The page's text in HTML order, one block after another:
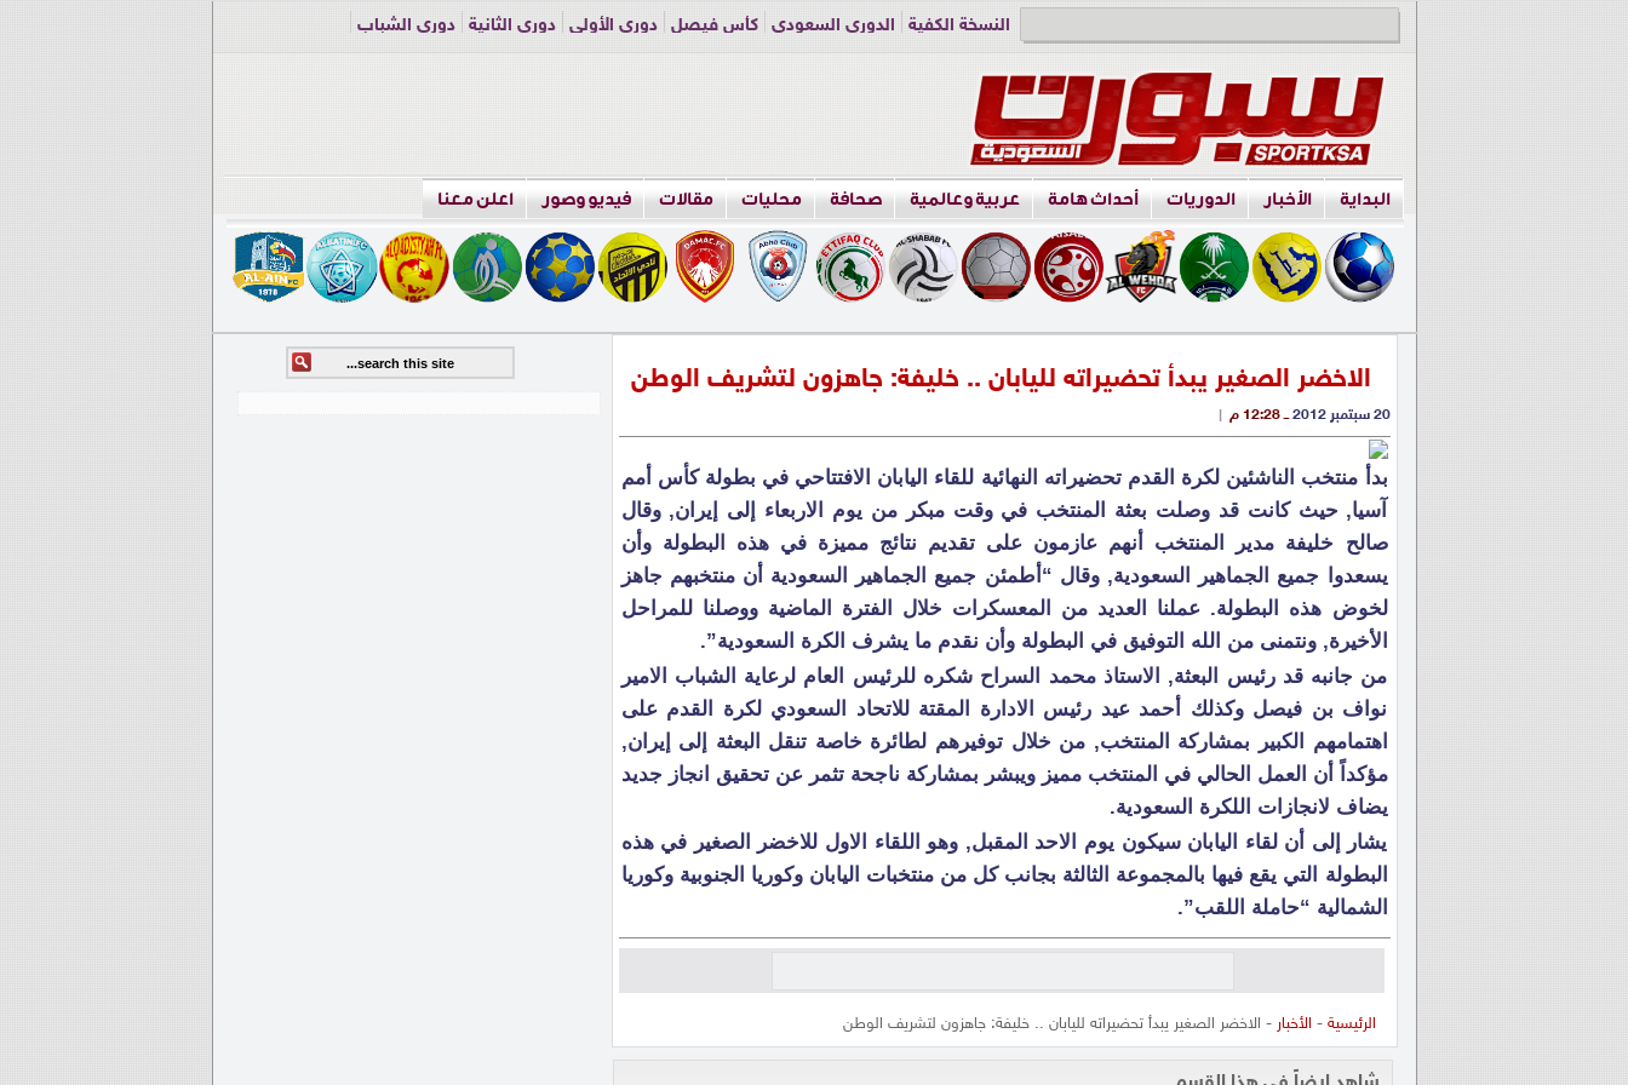
النسخة الكفية الدوري السعودي كأس فيصل دوري الأولى دوري الثانية
دوري الشباب
البداية الأخبار الدوريات أحداث هامة عربية وعالمية صحافة محليات مقالات فيديو وصور اعلن معنا
الاخضر الصغير يبدأ تحضيراته لليابان .. خليفة: جاهزون لتشريف الوطن
20 سبتمبر 2012 ــ 12:28 م |
بدأ منتخب الناشئين لكرة القدم تحضيراته النهائية للقاء اليابان الافتتاحي في بطولة كأس أمم
آسيا, حيث كانت قد وصلت بعثة المنتخب في وقت مبكر من يوم الاربعاء إلى إيران, وقال
صالح خليفة مدير المنتخب أنهم عازمون على تقديم نتائج مميزة في هذه البطولة وأن
يسعدوا جميع الجماهير السعودية, وقال “أطمئن جميع الجماهير السعودية أن منتخبهم جاهز
لخوض هذه البطولة. عملنا العديد من المعسكرات خلال الفترة الماضية ووصلنا للمراحل
الأخيرة, ونتمنى من الله التوفيق في البطولة وأن نقدم ما يشرف الكرة السعودية”.
من جانبه قد رئيس البعثة, الاستاذ محمد السراح شكره للرئيس العام لرعاية الشباب الامير
نواف بن فيصل وكذلك أحمد عيد رئيس الادارة المقتة للاتحاد السعودي لكرة القدم على
اهتمامهم الكبير بمشاركة المنتخب, من خلال توفيرهم لطائرة خاصة تنقل البعثة إلى إيران,
مؤكداً أن العمل الحالي في المنتخب مميز ويبشر بمشاركة ناجحة تثمر عن تحقيق انجاز جديد
يضاف لانجازات اللكرة السعودية.
يشار إلى أن لقاء اليابان سيكون يوم الاحد المقبل, وهو اللقاء الاول للاخضر الصغير في هذه
البطولة التي يقع فيها بالمجموعة الثالثة بجانب كل من منتخبات اليابان وكوريا الجنوبية وكوريا
الشمالية “حاملة اللقب”.
الرئيسية - الأخبار - الاخضر الصغير يبدأ تحضيراته لليابان .. خليفة: جاهزون لتشريف الوطن